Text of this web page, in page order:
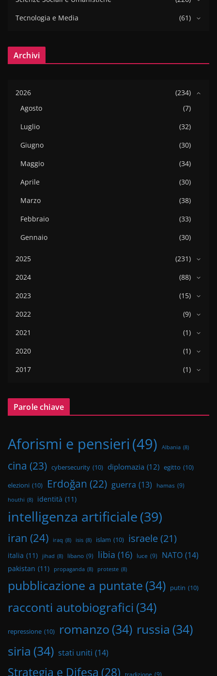
Tecnologia e Media
(61)
Archivi
2026
(234)
Agosto
(7)
Luglio
(32)
Giugno
(30)
Maggio
(34)
Aprile
(30)
Marzo
(38)
Febbraio
(33)
Gennaio
(30)
2025
(231)
2024
(88)
2023
(15)
2022
(9)
2021
(1)
2020
(1)
2017
(1)
Parole chiave
Aforismi e pensieri (49) Albania (8)
cina (23) cybersecurity (10) diplomazia (12) egitto (10)
elezioni (10) Erdoğan (22) guerra (13) hamas (9)
houthi (8) identità (11)
intelligenza artificiale(39)
iran (24) iraq (8) isis (8) islam (10) israele(21)
italia (11) jihad (8) libano (9) libia (16) luce (9) NATO (14)
pakistan (11) propaganda (8) proteste (8)
pubblicazione a puntate (34) putin (10)
racconti autobiografici (34)
repressione (10) romanzo (34) russia (34)
siria (34) stati uniti (14)
Strategia e Difesa (28) tradizione (9)